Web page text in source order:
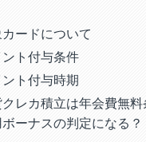
ードについて
ント付与条件
ント付与時期
レカ積立は年会費無料
ーナスの判定になる？